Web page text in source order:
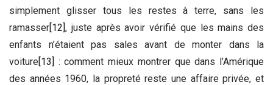
simplement glisser tous les restes à terre, sans les
ramasser[12], juste après avoir vérifié que les mains des
enfants n’étaient pas sales avant de monter dans la
voiture[13] : comment mieux montrer que dans l’Amérique
des années 1960, la propreté reste une affaire privée, et